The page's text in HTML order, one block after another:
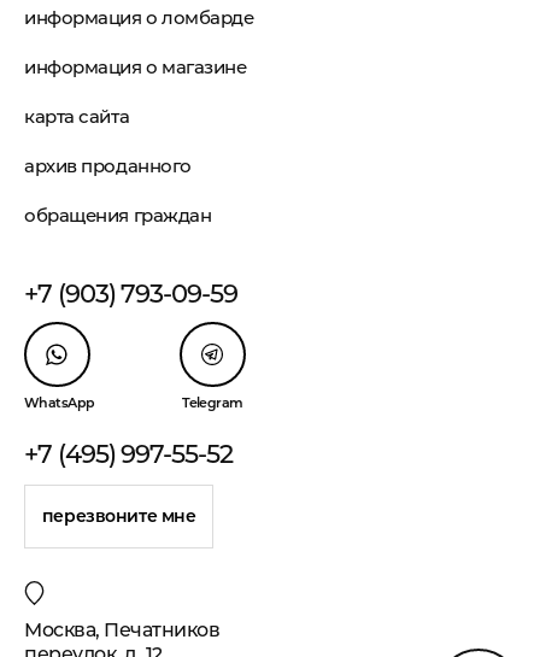
информация о ломбарде
информация о магазине
карта сайта
архив проданного
обращения граждан
+7 (903) 793-09-59
WhatsApp Telegram
+7 (495) 997-55-52
перезвоните мне
Москва, Печатников